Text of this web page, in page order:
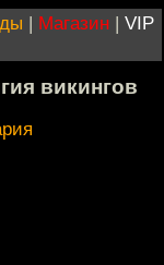
| Магазин | VIP
викингов